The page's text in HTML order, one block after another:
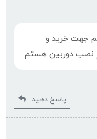
جهت خرید و
نصب دوربین هستم
پاسخ دهید